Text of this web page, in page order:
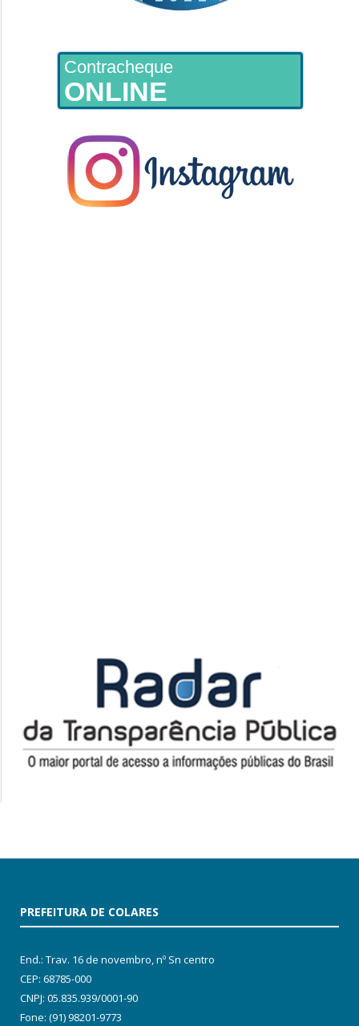
Contracheque
ONLINE
PREFEITURA DE COLARES
End.: Trav. 16 de novembro, nº Sn centro
CEP: 68785-000
CNPJ: 05.835.939/0001-90
Fone: (91) 98201-9773